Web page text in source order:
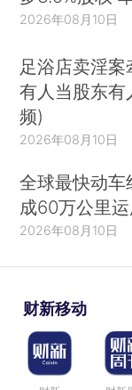
2026年08月10日
足浴店卖淫案
有人当股东
频)
2026年08月10日
全球最快动
成60万公里
2026年08月10日
财新移动